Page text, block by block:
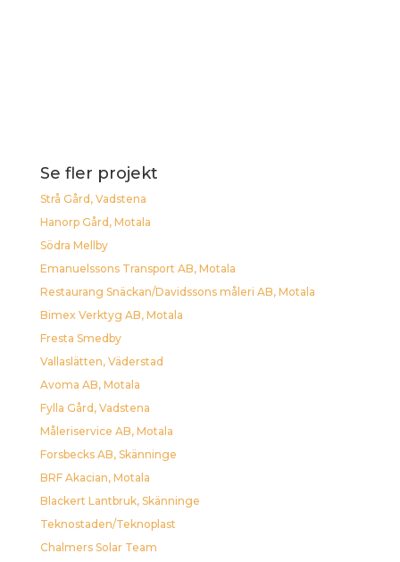
Se fler projekt
Strå Gård, Vadstena
Hanorp Gård, Motala
Södra Mellby
Emanuelssons Transport AB, Motala
Restaurang Snäckan/Davidssons måleri AB, Motala
Bimex Verktyg AB, Motala
Fresta Smedby
Vallaslätten, Väderstad
Avoma AB, Motala
Fylla Gård, Vadstena
Måleriservice AB, Motala
Forsbecks AB, Skänninge
BRF Akacian, Motala
Blackert Lantbruk, Skänninge
Teknostaden/Teknoplast
Chalmers Solar Team